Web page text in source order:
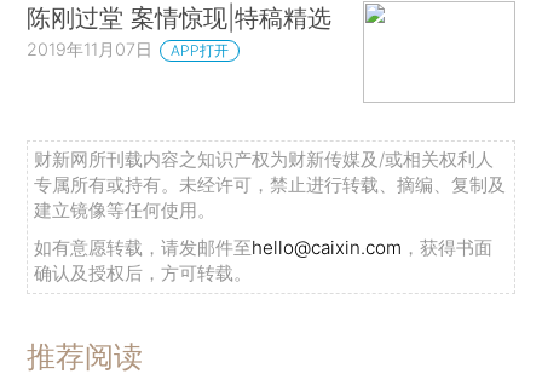
陈刚过堂 案情惊现|特稿精选
2019年11月07日 APP打开
财新网所刊载内容之知识产权为财新传媒及/或相关权利人
专属所有或持有。未经许可，禁止进行转载、摘编、复制及
建立镜像等任何使用。
如有意愿转载，请发邮件至hello@caixin.com ，获得书面
确认及授权后，方可转载。
推荐阅读